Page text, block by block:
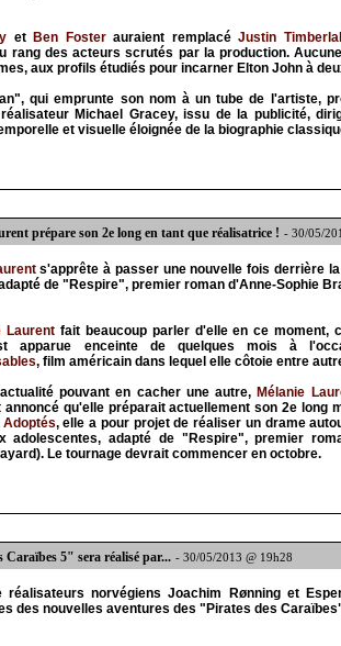
et Ben Fosterauraient remplacéJustin
rang des acteurs scrutés par la production.
aux profils étudiés pour incarner Elton John à
qui emprunte son nom à un tube de l'artiste,
Michael Gracey, issu de la publicité,
et visuelle éloignée de la biographie
prépare son 2e long en tant que réalisatrice ! - 30/05/
s'apprête à passer une nouvelle fois derrière
de "Respire", premier roman d'Anne-Sophie
Laurentfait beaucoup parler d'elle en ce moment,
apparue enceinte de quelques mois à
, film américain dans lequel elle côtoie entre
pouvant en cacher une autre, Mélanie
annoncé qu'elle préparait actuellement son 2e long
Adoptés, elle a pour projet de réaliser un drame
adolescentes, adapté de "Respire", premier
Le tournage devrait commencer en octobre.
Caraïbes 5" sera réalisé par... - 30/05/2013 @ 19h28
réalisateurs norvégiens Joachim Rønning et
des nouvelles aventures des "Pirates des